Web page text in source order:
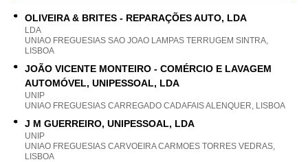
OLIVEIRA & BRITES - REPARAÇÕES AUTO, LDA
LDA
UNIAO FREGUESIAS SAO JOAO LAMPAS TERRUGEM SINTRA,
LISBOA
JOÃO VICENTE MONTEIRO - COMÉRCIO E LAVAGEM
AUTOMÓVEL, UNIPESSOAL, LDA
UNIP
UNIAO FREGUESIAS CARREGADO CADAFAIS ALENQUER, LISBOA
J M GUERREIRO, UNIPESSOAL, LDA
UNIP
UNIAO FREGUESIAS CARVOEIRA CARMOES TORRES VEDRAS,
LISBOA